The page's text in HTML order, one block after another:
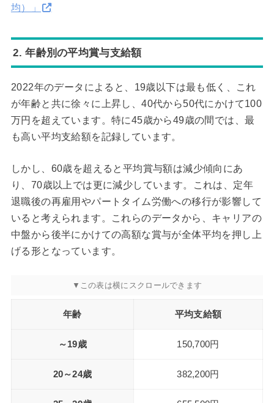
均）」
2. 年齢別の平均賞与支給額
2022年のデータによると、19歳以下は最も低く、これ
が年齢と共に徐々に上昇し、40代から50代にかけて100
万円を超えています。特に45歳から49歳の間では、最
も高い平均支給額を記録しています。
しかし、60歳を超えると平均賞与額は減少傾向にあ
り、70歳以上では更に減少しています。これは、定年
退職後の再雇用やパートタイム労働への移行が影響して
いると考えられます。これらのデータから、キャリアの
中盤から後半にかけての高額な賞与が全体平均を押し上
げる形となっています。
年齢 平均支給額
～19歳 150,700円
20～24歳 382,200円